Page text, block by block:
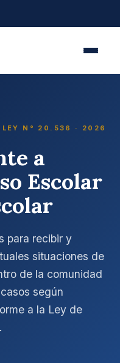
LEY N° 20.536 · 2026
a
Escolar
para recibir y
situaciones de
de la comunidad
según
a la Ley de